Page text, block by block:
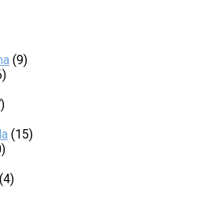
(9)
(15)
(4)